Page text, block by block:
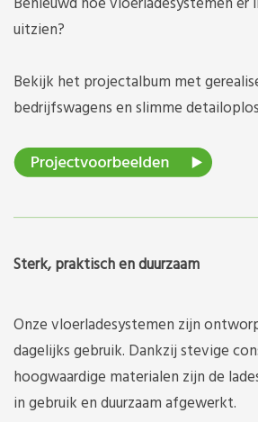
uitzien?
Bekijk het projectalbum met
bedrijfswagens en slimme
Sterk, praktisch en duurzaam
Onze vloerladesystemen zijn
dagelijks gebruik. Dankzij stevige
hoogwaardige materialen zijn de
in gebruik en duurzaam afgewerkt.